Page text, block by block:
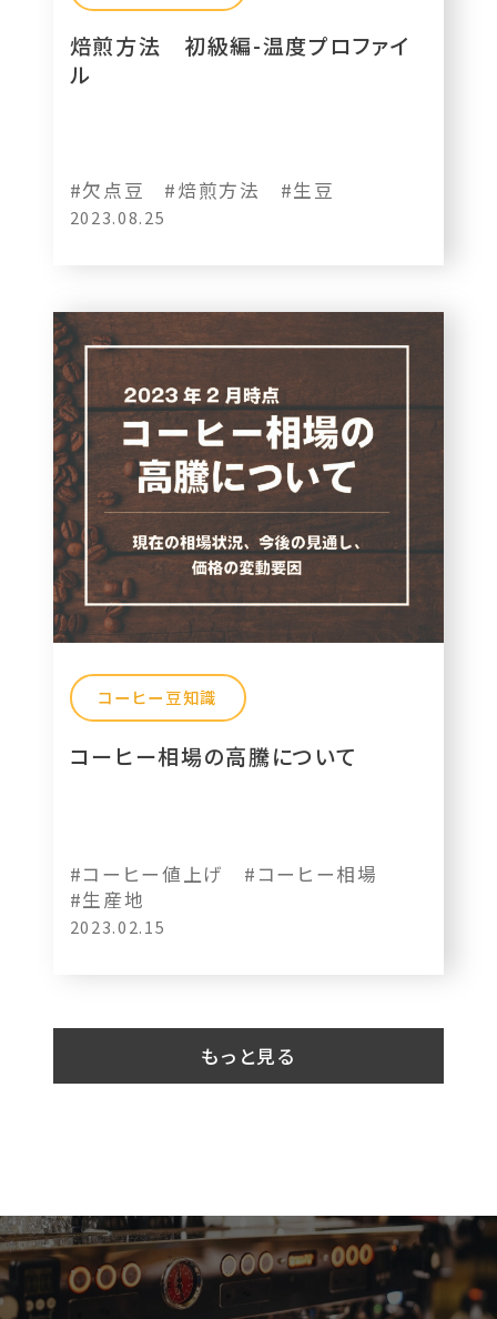
焙煎方法 初級編-温度プロファイ
ル
#欠点豆 #焙煎方法 #生豆
2023.08.25
コーヒー豆知識
コーヒー相場の高騰について
#コーヒー値上げ
#コーヒー相場
#生産地
2023.02.15
もっと見る